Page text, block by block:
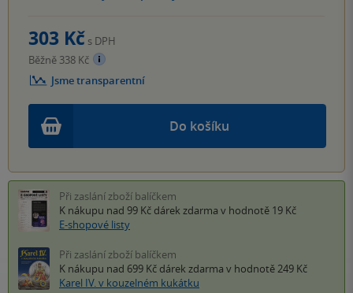
Do košíku
303 Kč s DPH
Běžně 338 Kč
Jsme transparentní
Při zaslání zboží balíčkem
K nákupu nad 99 Kč dárek zdarma v hodnotě 19 Kč
E-shopové listy
Při zaslání zboží balíčkem
K nákupu nad 699 Kč dárek zdarma v hodnotě 249 Kč
Karel IV. v kouzelném kukátku